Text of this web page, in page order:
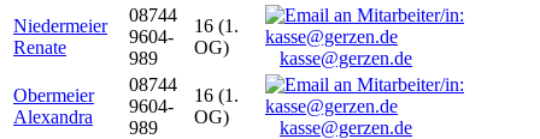
Niedermeier
Renate
08744
9604-
989
16 (1.
OG)
kasse@gerzen.de
Obermeier
Alexandra
08744
9604-
989
16 (1.
OG)
kasse@gerzen.de